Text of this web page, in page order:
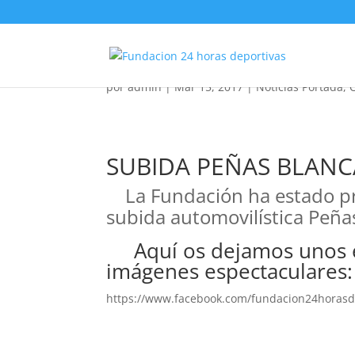
Automovilismo:
poradmin|Mar 15, 2017|Noticias Portada,
SUBIDA PEÑAS
La Fundación ha estado
subida automovilística
Aquí os dejamos unos
imágenes espectaculares:
https://www.facebook.com/